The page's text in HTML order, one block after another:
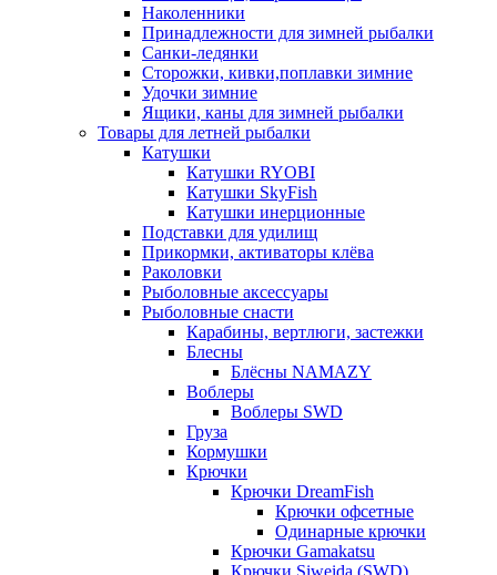
Наколенники
Принадлежности для зимней рыбалки
Санки-ледянки
Сторожки, кивки,поплавки зимние
Удочки зимние
Ящики, каны для зимней рыбалки
Товары для летней рыбалки
Катушки
Катушки RYOBI
Катушки SkyFish
Катушки инерционные
Подставки для удилищ
Прикормки, активаторы клёва
Раколовки
Рыболовные аксессуары
Рыболовные снасти
Карабины, вертлюги, застежки
Блесны
Блёсны NAMAZY
Воблеры
Воблеры SWD
Груза
Кормушки
Крючки
Крючки DreamFish
Крючки офсетные
Одинарные крючки
Крючки Gamakatsu